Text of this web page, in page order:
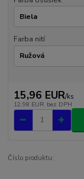
Farba nití
15,96 EUR/ks
12,98 EUR bez DPH
Číslo produktu: